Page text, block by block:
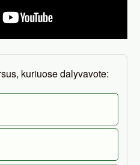
kuriuose dalyvavote: